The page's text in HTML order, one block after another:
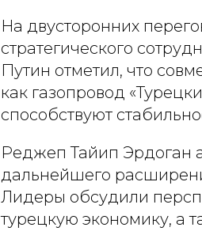
На двусторонних
стратегического
Путин отметил, что
как газопровод
способствуют
Реджеп Тайип Эрдоган
дальнейшего
Лидеры обсудили
турецкую экономику, а